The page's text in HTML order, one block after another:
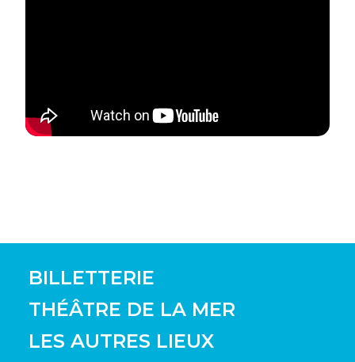
BILLETTERIE
THÉÂTRE DE LA MER
LES AUTRES LIEUX